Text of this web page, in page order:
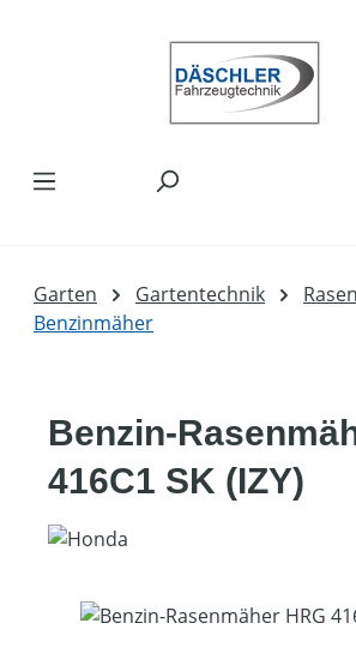
Garten Gartentechnik
Benzinmäher
Benzin-
416C1 SK (IZY)
Bildergalerie überspringen